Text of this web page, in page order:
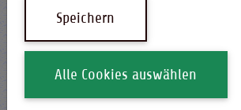
i-Qpedia
Nach einer Abkürzung suchen
Speichern
Alle Cookies auswählen